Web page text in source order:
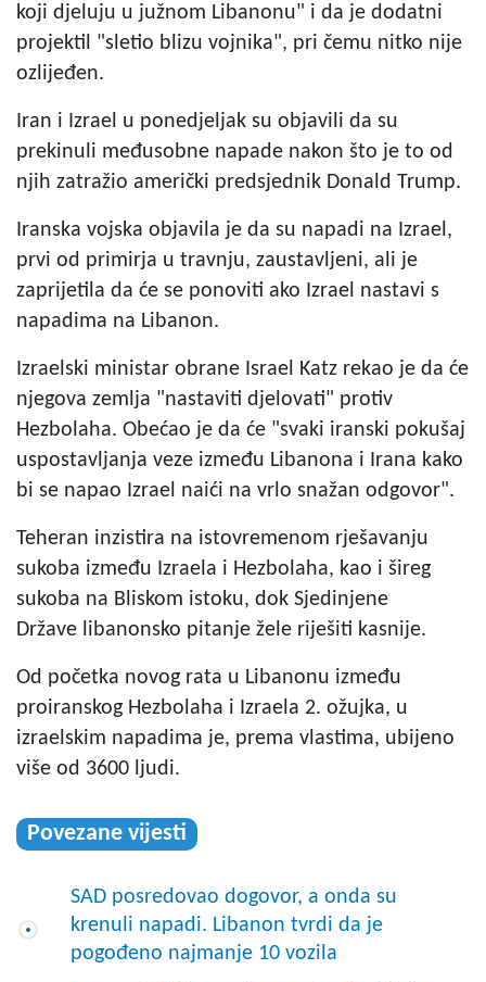
koji djeluju u južnom Libanonu" i da je dodatni
projektil "sletio blizu vojnika", pri čemu nitko nije
ozlijeđen.
Iran i Izrael u ponedjeljak su objavili da su
prekinuli međusobne napade nakon što je to od
njih zatražio američki predsjednik Donald Trump.
Iranska vojska objavila je da su napadi na Izrael,
prvi od primirja u travnju, zaustavljeni, ali je
zaprijetila da će se ponoviti ako Izrael nastavi s
napadima na Libanon.
Izraelski ministar obrane Israel Katz rekao je da će
njegova zemlja "nastaviti djelovati" protiv
Hezbolaha. Obećao je da će "svaki iranski pokušaj
uspostavljanja veze između Libanona i Irana kako
bi se napao Izrael naići na vrlo snažan odgovor".
Teheran inzistira na istovremenom rješavanju
sukoba između Izraela i Hezbolaha, kao i šireg
sukoba na Bliskom istoku, dok Sjedinjene
Države libanonsko pitanje žele riješiti kasnije.
Od početka novog rata u Libanonu između
proiranskog Hezbolaha i Izraela 2. ožujka, u
izraelskim napadima je, prema vlastima, ubijeno
više od 3600 ljudi.
Povezane vijesti
SAD posredovao dogovor, a onda su
krenuli napadi. Libanon tvrdi da je
pogođeno najmanje 10 vozila